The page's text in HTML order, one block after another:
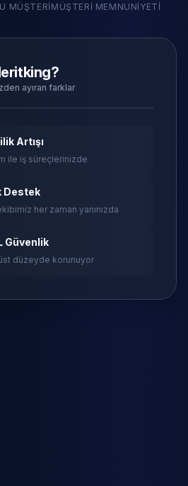
MÜŞTERIMÜŞTERI MEMNUNIYETI
ayıran farklar
Artışı
ile iş süreçlerinizde
Destek
her zaman yanınızda
Güvenlik
düzeyde korunuyor